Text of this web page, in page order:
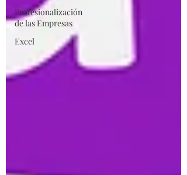
Profesionalización
de las Empresas
Excel